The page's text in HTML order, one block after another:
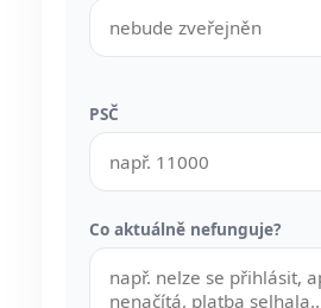
PSČ
Co aktuálně nefunguje?